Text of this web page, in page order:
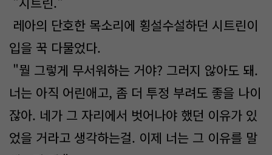
레아의 단호한 목소리에 횡설수설하던 시트린이
입을 꾹 다물었다.
"뭘 그렇게 무서워하는 거야? 그러지 않아도 돼.
너는 아직 어린애고, 좀 더 투정 부려도 좋을 나이
잖아. 네가 그 자리에서 벗어나야 했던 이유가 있
었을 거라고 생각하는걸. 이제 너는 그 이유를 말